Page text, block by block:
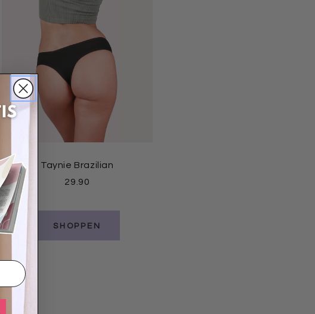
Taynie Brazilian
29.90
SHOPPEN